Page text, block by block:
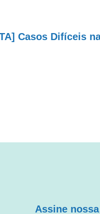
Casos Difíceis
Assine